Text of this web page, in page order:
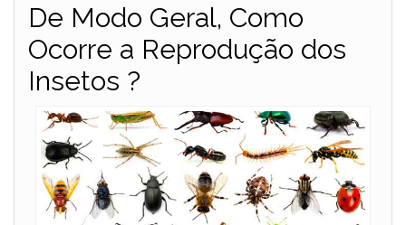
De Modo Geral, Como
Ocorre a Reprodução dos
Insetos ?